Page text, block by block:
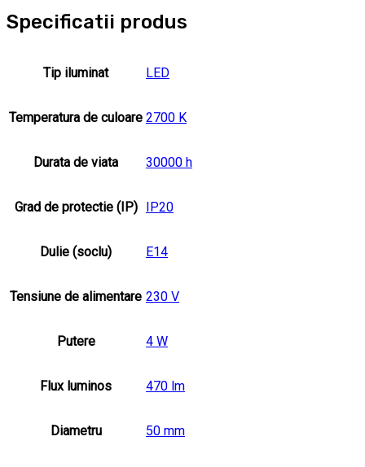
Specificatii produs
Tip iluminat LED
Temperatura de culoare 2700 K
Durata de viata 30000 h
Grad de protectie (IP) IP20
Dulie (soclu) E14
Tensiune de alimentare 230 V
Putere 4 W
Flux luminos 470 lm
Diametru 50 mm